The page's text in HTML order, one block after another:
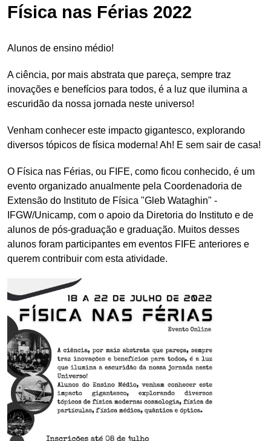
Física nas Férias 2022
Alunos de ensino médio!
A ciência, por mais abstrata que pareça, sempre traz
inovações e benefícios para todos, é a luz que ilumina a
escuridão da nossa jornada neste universo!
Venham conhecer este impacto gigantesco, explorando
diversos tópicos de física moderna! Ah! E sem sair de casa!
O Física nas Férias, ou FIFE, como ficou conhecido, é um
evento organizado anualmente pela Coordenadoria de
Extensão do Instituto de Física "Gleb Wataghin" -
IFGW/Unicamp, com o apoio da Diretoria do Instituto e de
alunos de pós-graduação e graduação. Muitos desses
alunos foram participantes em eventos FIFE anteriores e
querem contribuir com esta atividade.